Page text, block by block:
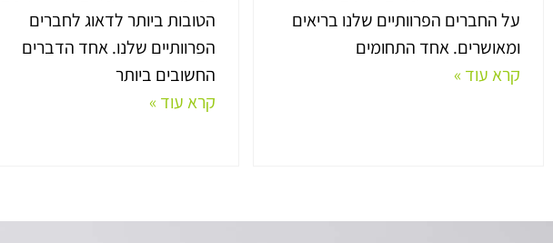
על החברים הפרוותיים שלנו בריאים
ומאושרים. אחד התחומים
קרא עוד »
הטובות ביותר לדאוג לחברים
הפרוותיים שלנו. אחד הדברים
החשובים ביותר
קרא עוד »